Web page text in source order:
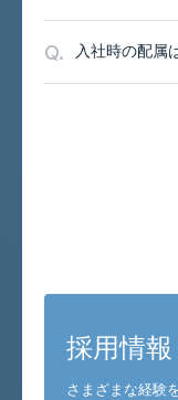
Q. 入社時の配属
採用情報
さまざまな経験